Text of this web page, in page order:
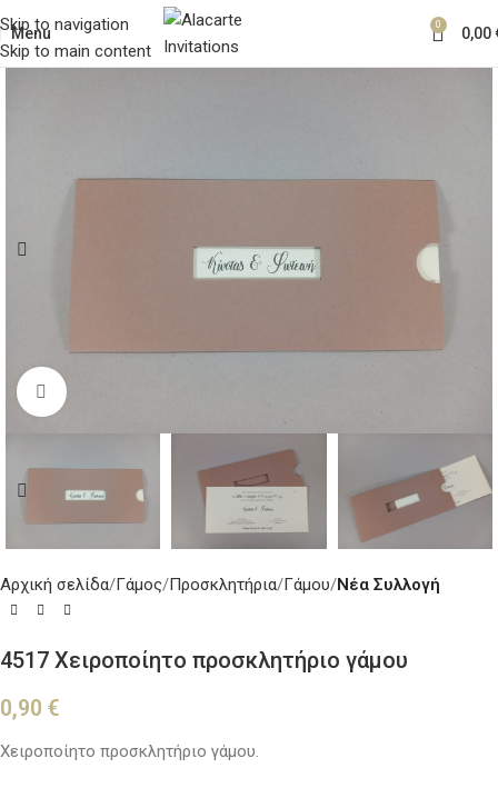
Skip to navigation
Skip to main content
Menu 0 0,00
Κλικ για μεγέθυνση
Αρχική σελίδα Γάμος Προσκλητήρια Γάμου Νέα Συλλογή
4517 Χειροποίητο προσκλητήριο γάμου
0,90 €
Χειροποίητο προσκλητήριο γάμου.